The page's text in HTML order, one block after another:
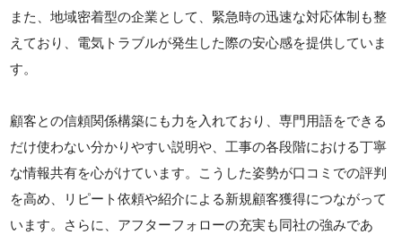
また、地域密着型の企業として、緊急時の迅速な対応体制も整
えており、電気トラブルが発生した際の安心感を提供していま
す。
顧客との信頼関係構築にも力を入れており、専門用語をできる
だけ使わない分かりやすい説明や、工事の各段階における丁寧
な情報共有を心がけています。こうした姿勢が口コミでの評判
を高め、リピート依頼や紹介による新規顧客獲得につながって
います。さらに、アフターフォローの充実も同社の強みであ